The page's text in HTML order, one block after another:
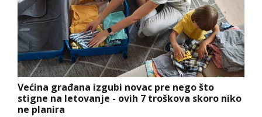
Većina građana izgubi novac pre nego što
stigne na letovanje - ovih 7 troškova skoro niko
ne planira